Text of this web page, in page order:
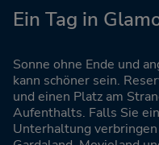
Ein Tag in
Sonne ohne Ende und
kann schöner sein.
und einen Platz am
Aufenthalts. Falls Sie
Unterhaltung